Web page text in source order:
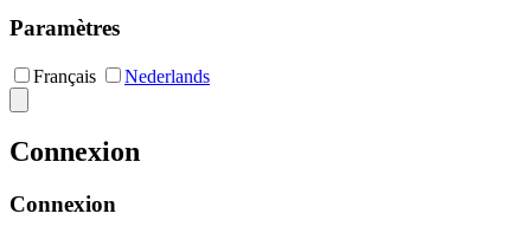
Paramètres
Français Nederlands
Connexion
Connexion